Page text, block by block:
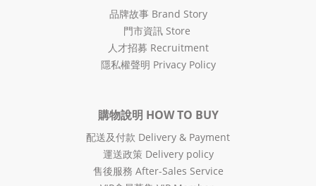
品牌故事 Brand Story
門市資訊 Store
人才招募 Recruitment
隱私權聲明 Privacy Policy
購物說明 HOW TO BUY
配送及付款 Delivery & Payment
運送政策 Delivery policy
售後服務 After-Sales Service